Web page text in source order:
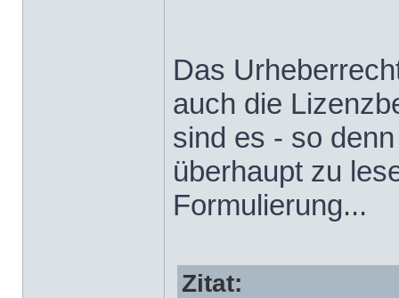
Das
auch die
sind es - so
überhaupt zu
Formulierung...
Zitat: